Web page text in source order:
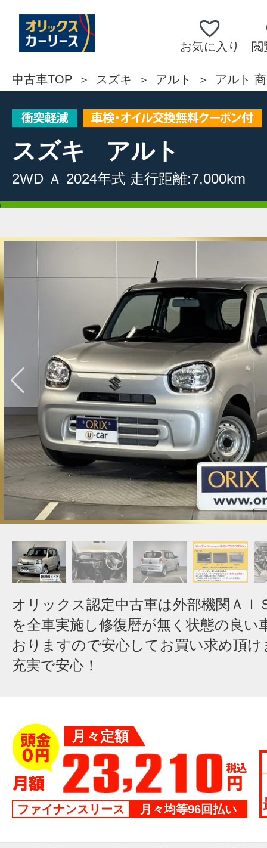
お気に入り 閲
中古車TOP スズキ アルト アルト
スズキ アルト
2WD Ａ 2024年式 走行距離:7,000km
オリックス認定中古車は外部機関ＡＩ
を全車実施し修復暦が無く状態の良い
おりますので安心してお買い求め頂
充実で安心！
月々定額
ファイナンスリース 月々均等96回払い